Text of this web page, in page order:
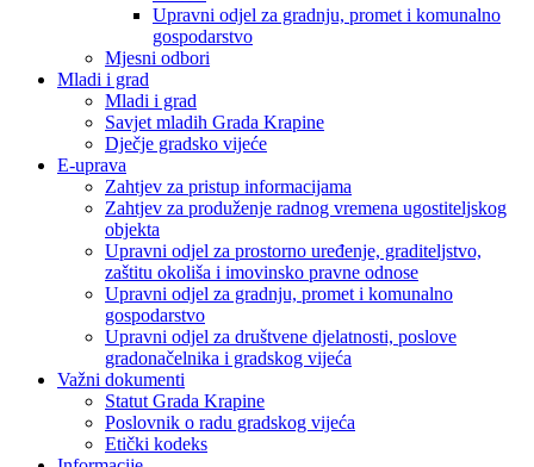
Upravni odjel za gradnju, promet i komunalno
gospodarstvo
Mjesni odbori
Mladi i grad
Mladi i grad
Savjet mladih Grada Krapine
Dječje gradsko vijeće
E-uprava
Zahtjev za pristup informacijama
Zahtjev za produženje radnog vremena ugostiteljskog
objekta
Upravni odjel za prostorno uređenje, graditeljstvo,
zaštitu okoliša i imovinsko pravne odnose
Upravni odjel za gradnju, promet i komunalno
gospodarstvo
Upravni odjel za društvene djelatnosti, poslove
gradonačelnika i gradskog vijeća
Važni dokumenti
Statut Grada Krapine
Poslovnik o radu gradskog vijeća
Etički kodeks